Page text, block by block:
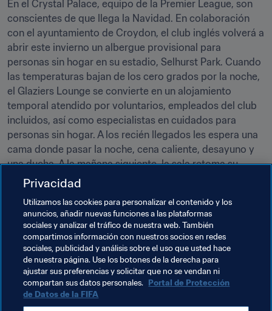
En el Crystal Palace, equipo de la Premier League, son
conscientes de que llega la Navidad. En colaboración
con el ayuntamiento de Croydon, el club inglés volverá a
abrir este invierno un albergue provisional para
personas sin hogar en su estadio, Selhurst Park. Cuando
las temperaturas bajan de los cero grados por la noche,
el Glaziers Lounge se convierte en un alojamiento
temporal atendido por voluntarios, empleados del club
incluidos, así como especialistas en cuidados para
personas sin hogar. A los recién llegados les espera una
cama donde pasar la noche, cena caliente, desayuno y
una ducha. A la mañana siguiente, la sala retoma su
actividad habitual.
"Tras el éxito que tuvo el programa el pasado invierno,
este año volvemos a abrir nuestro albergue provisional
para ayudar a los más necesitados. Lo hacemos en
colaboración con el ayuntamiento de Croydon, y
nuestro objetivo no es solamente poner a su disposición
una cama donde pasar la noche, sino ayudarles a salir de
la calle. El año pasado encontramos trabajo a dos de
estas personas", explica Phil Alexander, secretario
Privacidad
Utilizamos las cookies para personalizar el contenido y los
anuncios, añadir nuevas funciones a las plataformas
sociales y analizar el tráfico de nuestra web. También
compartimos información con nuestros socios en redes
sociales, publicidad y análisis sobre el uso que usted hace
de nuestra página. Use los botones de la derecha para
ajustar sus preferencias y solicitar que no se vendan ni
compartan sus datos personales. Portal de Protección
de Datos de la FIFA